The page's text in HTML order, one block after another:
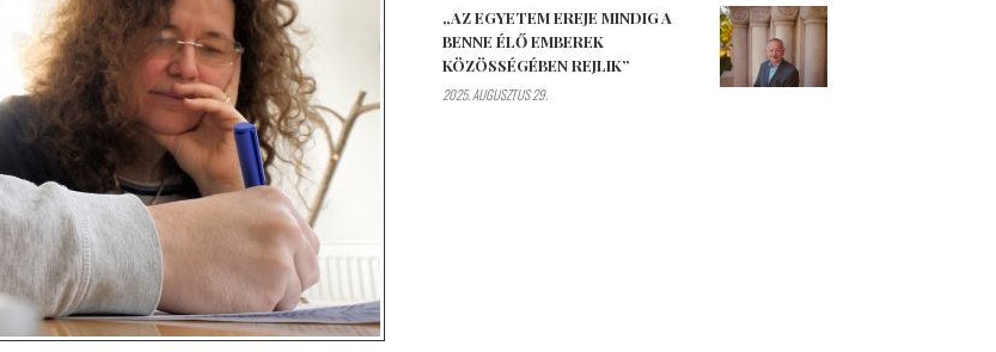
„AZ EGYETEM EREJE MINDIG A
BENNE ÉLŐ EMBEREK
KÖZÖSSÉGÉBEN REJLIK”
2025. AUGUSZTUS 29.